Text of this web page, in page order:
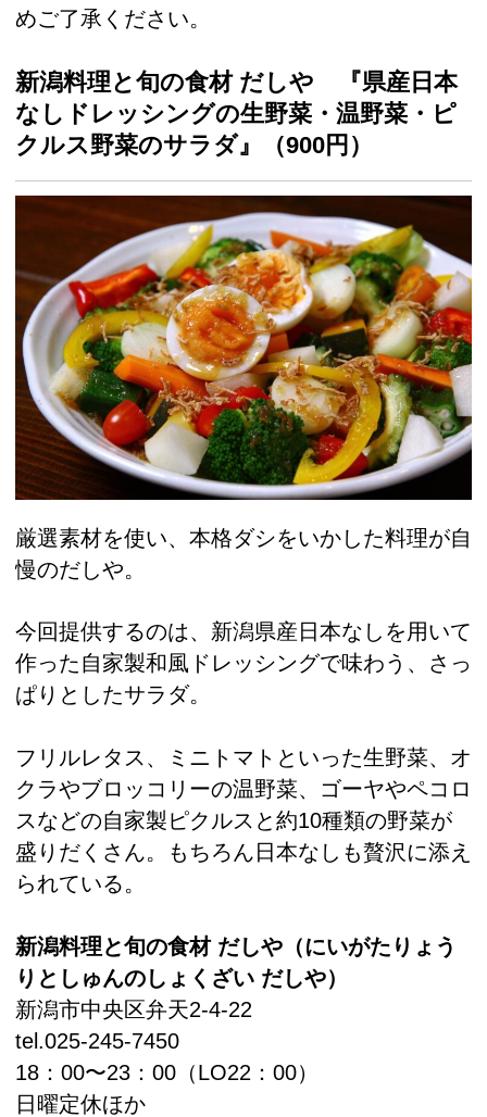
めご了承ください。
新潟料理と旬の食材 だしや 『県産日本
なしドレッシングの生野菜・温野菜・ピ
クルス野菜のサラダ』（900円）
厳選素材を使い、本格ダシをいかした料理が自
慢のだしや。
今回提供するのは、新潟県産日本なしを用いて
作った自家製和風ドレッシングで味わう、さっ
ぱりとしたサラダ。
フリルレタス、ミニトマトといった生野菜、オ
クラやブロッコリーの温野菜、ゴーヤやペコロ
スなどの自家製ピクルスと約10種類の野菜が
盛りだくさん。もちろん日本なしも贅沢に添え
られている。
新潟料理と旬の食材 だしや（にいがたりょう
りとしゅんのしょくざい だしや）
新潟市中央区弁天2-4-22
tel.025-245-7450
18：00〜23：00（LO22：00）
日曜定休ほか